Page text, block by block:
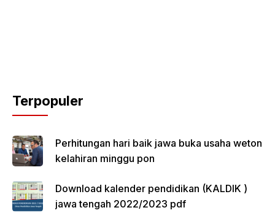
Terpopuler
Perhitungan hari baik jawa buka usaha weton
kelahiran minggu pon
Download kalender pendidikan (KALDIK )
jawa tengah 2022/2023 pdf